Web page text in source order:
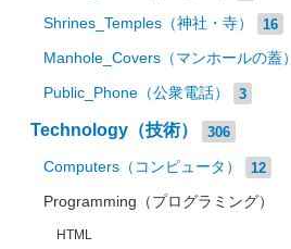
Shrines_Temples（神社・寺） 16
Manhole_Covers（マンホールの蓋）
Public_Phone（公衆電話） 3
Technology（技術） 306
Computers（コンピュータ） 12
Programming（プログラミング）
HTML